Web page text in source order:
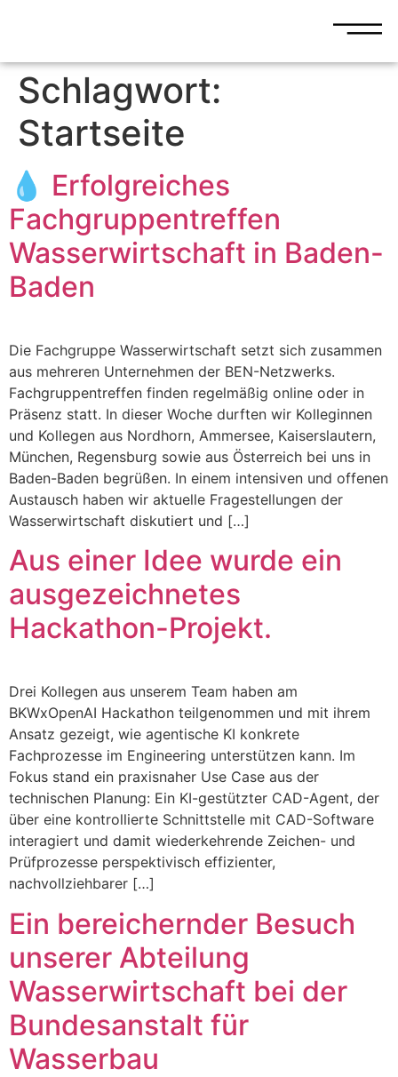
Schlagwort:
Startseite
💧 Erfolgreiches
Fachgruppentreffen
Wasserwirtschaft in Baden-
Baden
Die Fachgruppe Wasserwirtschaft setzt sich zusammen
aus mehreren Unternehmen der BEN-Netzwerks.
Fachgruppentreffen finden regelmäßig online oder in
Präsenz statt. In dieser Woche durften wir Kolleginnen
und Kollegen aus Nordhorn, Ammersee, Kaiserslautern,
München, Regensburg sowie aus Österreich bei uns in
Baden-Baden begrüßen. In einem intensiven und offenen
Austausch haben wir aktuelle Fragestellungen der
Wasserwirtschaft diskutiert und […]
Aus einer Idee wurde ein
ausgezeichnetes
Hackathon-Projekt.
Drei Kollegen aus unserem Team haben am
BKWxOpenAI Hackathon teilgenommen und mit ihrem
Ansatz gezeigt, wie agentische KI konkrete
Fachprozesse im Engineering unterstützen kann. Im
Fokus stand ein praxisnaher Use Case aus der
technischen Planung: Ein KI-gestützter CAD-Agent, der
über eine kontrollierte Schnittstelle mit CAD-Software
interagiert und damit wiederkehrende Zeichen- und
Prüfprozesse perspektivisch effizienter,
nachvollziehbarer […]
Ein bereichernder Besuch
unserer Abteilung
Wasserwirtschaft bei der
Bundesanstalt für
Wasserbau